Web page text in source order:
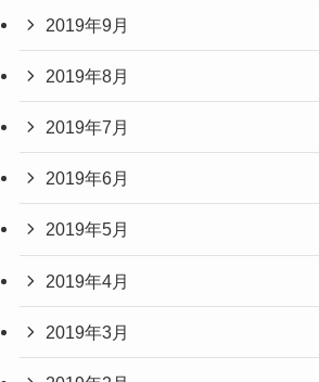
2019年9月
2019年8月
2019年7月
2019年6月
2019年5月
2019年4月
2019年3月